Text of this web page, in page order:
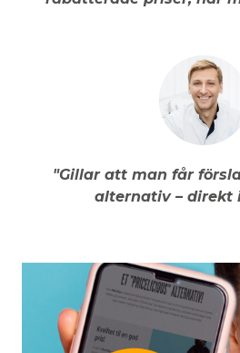
"Gillar att man får
alternativ – direkt